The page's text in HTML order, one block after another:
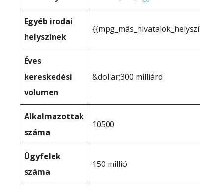
Egyéb irodai
helyszínek
Éves
kereskedési
volumen
&dollar;300 milliárd
Alkalmazottak
száma
10500
Ügyfelek
száma
150 millió